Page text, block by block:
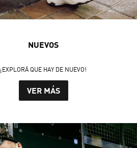
NUEVOS
¡EXPLORÁ QUE HAY DE NUEVO!
VER MÁS